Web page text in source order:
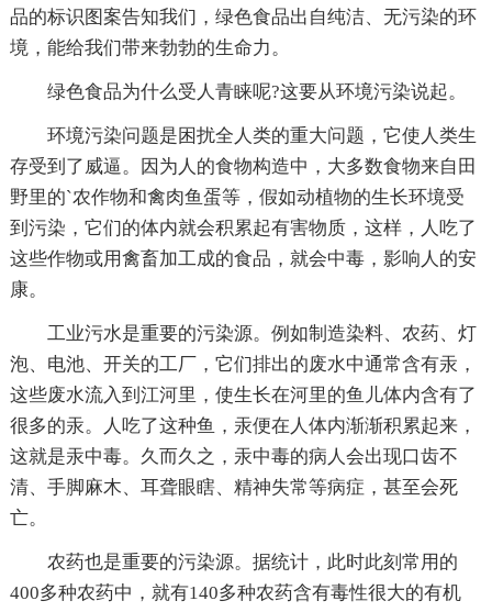
品的标识图案告知我们，绿色食品出自纯洁、无污染的环
境，能给我们带来勃勃的生命力。
绿色食品为什么受人青睐呢?这要从环境污染说起。
环境污染问题是困扰全人类的重大问题，它使人类生
存受到了威逼。因为人的食物构造中，大多数食物来自田
野里的`农作物和禽肉鱼蛋等，假如动植物的生长环境受
到污染，它们的体内就会积累起有害物质，这样，人吃了
这些作物或用禽畜加工成的食品，就会中毒，影响人的安
康。
工业污水是重要的污染源。例如制造染料、农药、灯
泡、电池、开关的工厂，它们排出的废水中通常含有汞，
这些废水流入到江河里，使生长在河里的鱼儿体内含有了
很多的汞。人吃了这种鱼，汞便在人体内渐渐积累起来，
这就是汞中毒。久而久之，汞中毒的病人会出现口齿不
清、手脚麻木、耳聋眼瞎、精神失常等病症，甚至会死
亡。
农药也是重要的污染源。据统计，此时此刻常用的
400多种农药中，就有140多种农药含有毒性很大的有机